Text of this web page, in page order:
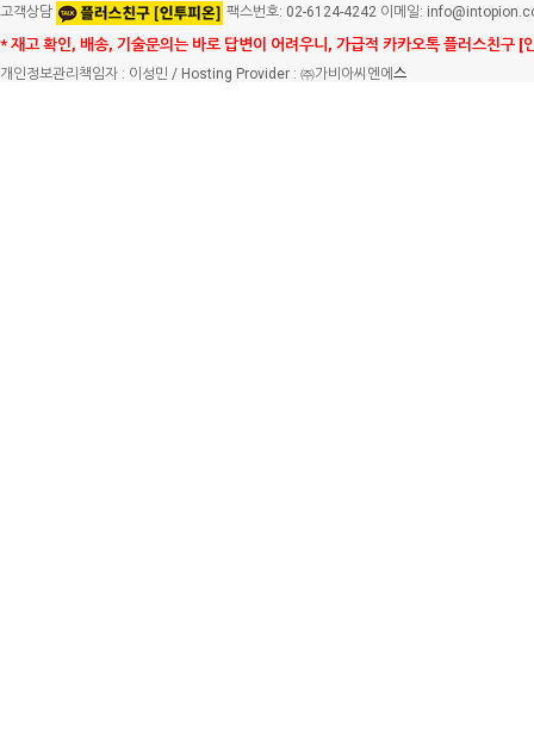
고객상담
팩스번호: 02-6124-4242 이메일:
* 재고 확인, 배송, 기술문의는 바로 답변이 어려우니, 가급적 카카오톡 플러스친구 [
개인정보관리책임자 : 이성민 / Hosting Provider : ㈜가비아씨엔에 스